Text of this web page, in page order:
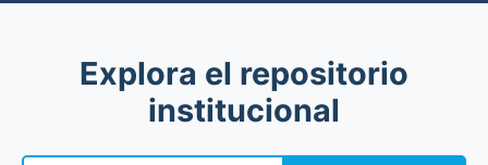
Explora el repositorio
institucional